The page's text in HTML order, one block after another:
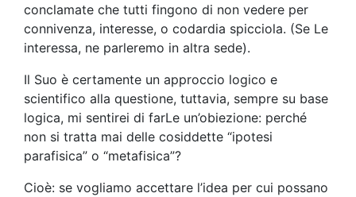
conclamate che tutti fingono di non vedere per
connivenza, interesse, o codardia spicciola. (Se Le
interessa, ne parleremo in altra sede).
Il Suo è certamente un approccio logico e
scientifico alla questione, tuttavia, sempre su base
logica, mi sentirei di farLe un’obiezione: perché
non si tratta mai delle cosiddette “ipotesi
parafisica” o “metafisica”?
Cioè: se vogliamo accettare l’idea per cui possano